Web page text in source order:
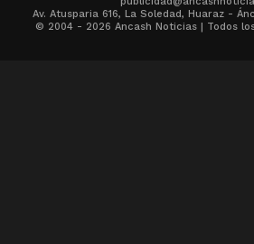
Av. Atusparia 616, La Soledad, Huaraz -
© 2004 - 2026 Ancash Noticias | Todos